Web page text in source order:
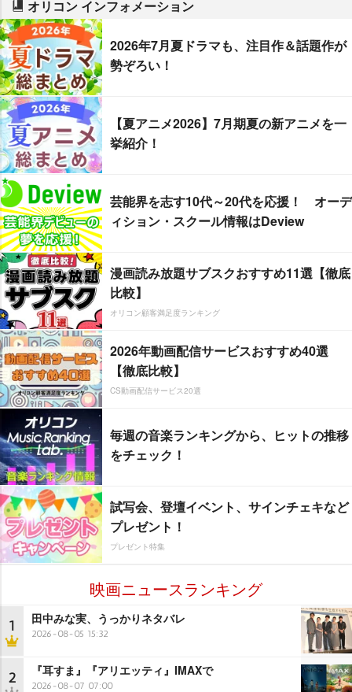
オリコン インフォメーション
2026年7月夏ドラマも、注目作＆話題作が
勢ぞろい！
【夏アニメ2026】7月期夏の新アニメを一
挙紹介！
芸能界を志す10代～20代を応援！ オーデ
ィション・スクール情報はDeview
漫画読み放題サブスクおすすめ11選【徹底
比較】
オリコン顧客満足度ランキング
2026年動画配信サービスおすすめ40選
【徹底比較】
CS動画配信サービス20選
毎週の音楽ランキングから、ヒットの推移
をチェック！
試写会、登壇イベント、サインチェキなど
プレゼント！
プレゼント特集
映画ニュースランキング
1 田中みな実、うっかりネタバレ
2026-08-05 15:32
2 『耳すま』『アリエッティ』IMAXで
2026-08-07 07:00